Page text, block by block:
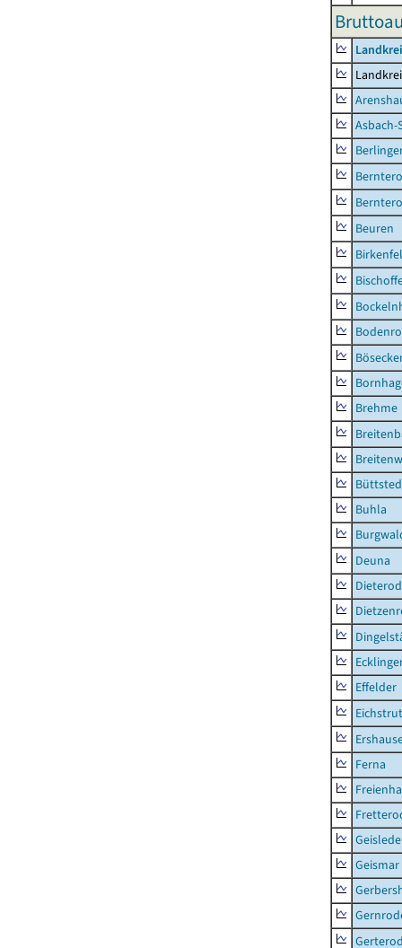
Asbach-
Beuren
Brehme
Buhla
Deuna
Effelder
Ferna
Geismar